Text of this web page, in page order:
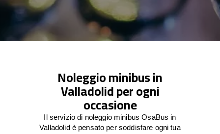
Noleggio minibus in
Valladolid per ogni
occasione
Il servizio di noleggio minibus OsaBus in
Valladolid è pensato per soddisfare ogni tua